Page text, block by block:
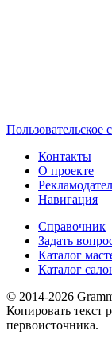
Пользовательское
Контакты
О проекте
Навигация
Справочник
Задать
Каталог
Каталог
© 2014-2026
Копировать текст
первоисточника.